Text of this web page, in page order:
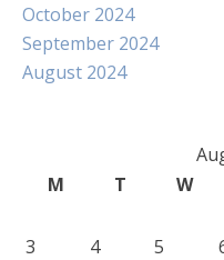
October 2024
September 2024
August 2024
M
T W
3
4 5